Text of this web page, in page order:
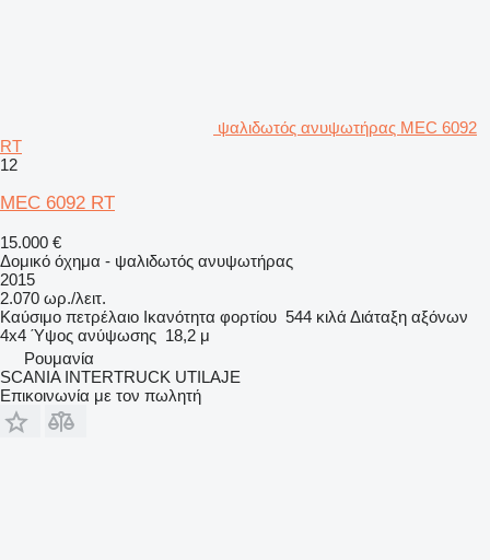
ψαλιδωτός ανυψωτήρας MEC 6092
RT
12
MEC 6092 RT
15.000 €
Δομικό όχημα - ψαλιδωτός ανυψωτήρας
2015
2.070 ωρ./λειτ.
Καύσιμο πετρέλαιο Ικανότητα φορτίου 544 κιλά Διάταξη αξόνων
4x4 Ύψος ανύψωσης 18,2 μ
Ρουμανία
SCANIA INTERTRUCK UTILAJE
Επικοινωνία με τον πωλητή